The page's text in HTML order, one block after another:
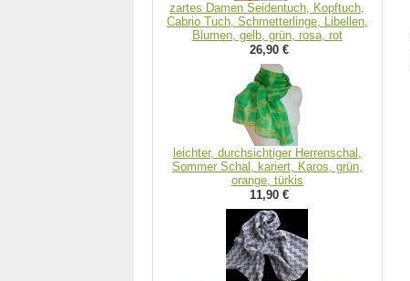
zartes Damen Seidentuch, Kopftuch,
Cabrio Tuch, Schmetterlinge, Libellen,
Blumen, gelb, grün, rosa, rot
26,90 €
leichter, durchsichtiger Herrenschal,
Sommer Schal, kariert, Karos, grün,
orange, türkis
11,90 €